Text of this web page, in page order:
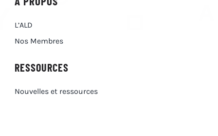
L’ALD
Nos Membres
RESSOURCES
Nouvelles et ressources